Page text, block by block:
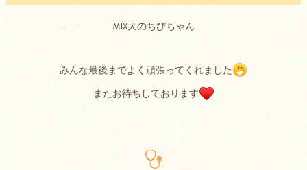
MIX犬のちびちゃん
みんな最後までよく頑張ってくれました
またお待ちしております